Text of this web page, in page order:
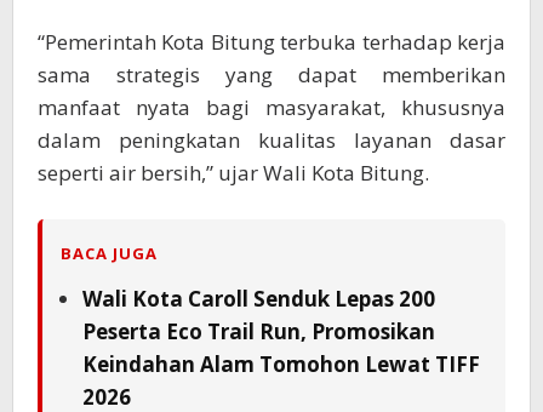
“Pemerintah Kota Bitung terbuka terhadap kerja
sama strategis yang dapat memberikan
manfaat nyata bagi masyarakat, khususnya
dalam peningkatan kualitas layanan dasar
seperti air bersih,” ujar Wali Kota Bitung.
BACA JUGA
Wali Kota Caroll Senduk Lepas 200
Peserta Eco Trail Run, Promosikan
Keindahan Alam Tomohon Lewat TIFF
2026